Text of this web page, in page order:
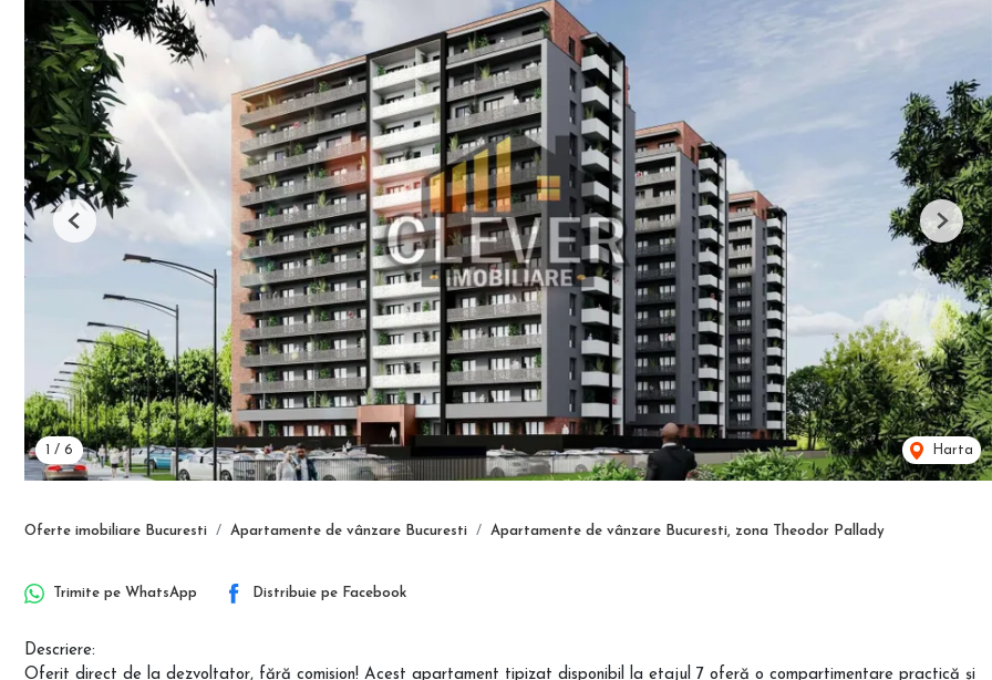
/ 6 Harta
Previous Next
Oferte imobiliare Bucuresti Apartamente de vânzare Bucuresti Apartamente de vânzare Bucuresti, zona Theodor Pallady
Trimite pe WhatsApp Distribuie pe Facebook
Descriere:
Oferit direct de la dezvoltator, fără comision! Acest apartament tipizat disponibil la etajul 7 oferă o compartimentare practică și